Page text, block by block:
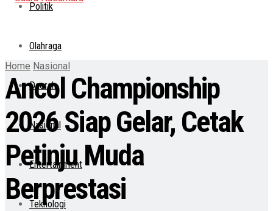
Politik
Olahraga
Daerah
Nasional
Entertainment
Teknologi
Home Nasional
Ancol Championship
2026 Siap Gelar, Cetak
Petinju Muda
Berprestasi